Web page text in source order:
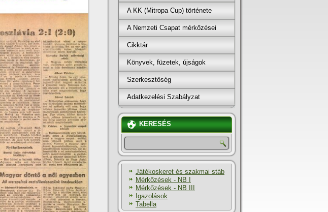
A KK (Mitropa Cup) története
A Nemzeti Csapat mérkőzései
Cikktár
Könyvek, füzetek, újságok
Szerkesztőség
Adatkezelési Szabályzat
KERESÉS
Játékoskeret és szakmai stáb
Mérkőzések - NB I
Mérkőzések - NB III
Igazolások
Tabella